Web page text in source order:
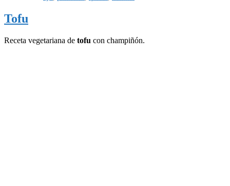
Tofu
Receta vegetariana de tofu con champiñón.